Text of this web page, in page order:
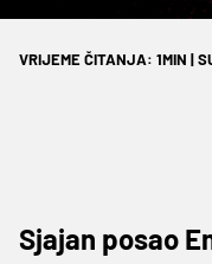
VRIJEME ČITANJA: 1MIN |
Sjajan posao